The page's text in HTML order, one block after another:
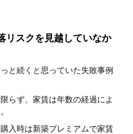
リスクを見越していなか
と続くと思っていた失敗事例
らず、家賃は年数の経過によ
入時は新築プレミアムで家賃